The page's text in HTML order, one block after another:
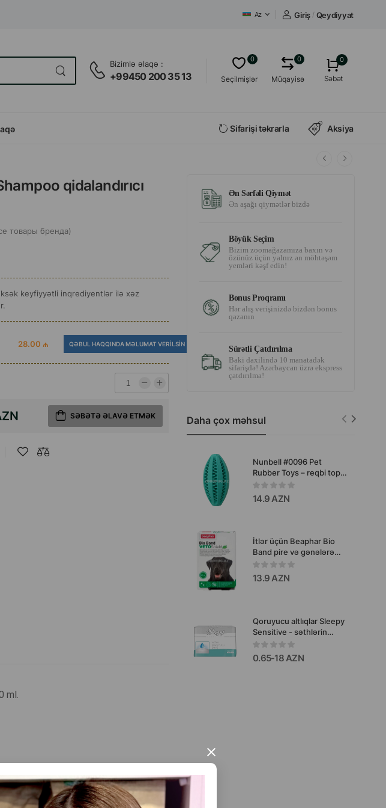
×
Az Giriş / Qeydiyyat
Bizimlə əlaqə :
+99450 200 35 13 Seçilmişlər
0
Müqayisə
0 0
Səbət
Sifarişi təkrarla Aksiya
qidalandırıcı
товары бренда)
keyfiyyətli inqrediyentlər ilə xəz
28.00 ₼ QƏBUL HAQQINDA MƏLUMAT VERILSIN
SƏBƏTƏ ƏLAVƏ ETMƏK
ml.
Ən Sərfəli Qiymət
Ən aşağı qiymətlər bizdə
Böyük Seçim
Bizim zoomağazamıza baxın və
özünüz üçün yalnız ən möhtəşəm
yemləri kəşf edin!
Bonus Proqramı
Hər alış verişinizdə bizdən bonus
qazanın
Sürətli Çatdırılma
Baki daxilində 10 manatadək
sifarişdə! Azərbaycan üzrə ekspress
çatdırılma!
Daha çox məhsul
Nunbell #0096 Pet
Rubber Toys – reqbi topu
formalı it oyuncağı.
14.9 AZN
İtlər üçün Beaphar Bio
Band pire və gənələrə
qarşı yaxalıq. Rəng: Yaşıl.
Uzunluq: 65 sm.
13.9 AZN
Qoruyucu altlıqlar Sleepy
Sensitive - səthlərin
etibarlı qorunması və ev
heyvanlarına rahat qulluq
üçün ideal seçimdir.
0.65-18 AZN